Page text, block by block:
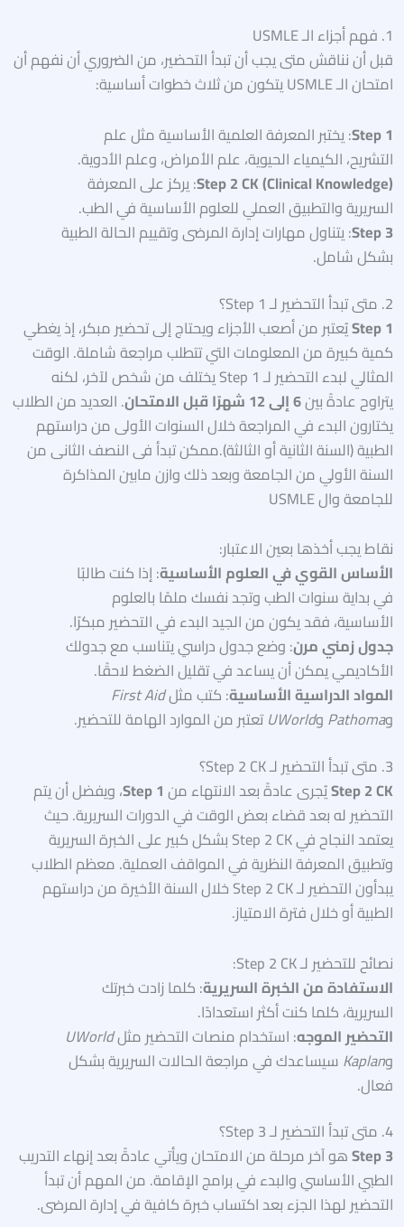
1. فهم أجزاء الـ USMLE
قبل أن نناقش متى يجب أن تبدأ التحضير، من الضروري أن نفهم أن
امتحان الـ USMLE يتكون من ثلاث خطوات أساسية:
Step 1: يختبر المعرفة العلمية الأساسية مثل علم
التشريح، الكيمياء الحيوية، علم الأمراض، وعلم الأدوية.
Step 2 CK (Clinical Knowledge): يركز على المعرفة
السريرية والتطبيق العملي للعلوم الأساسية في الطب.
Step 3: يتناول مهارات إدارة المرضى وتقييم الحالة الطبية
بشكل شامل.
2. متى تبدأ التحضير لـ Step 1؟
Step 1يُعتبر من أصعب الأجزاء ويحتاج إلى تحضير مبكر، إذ يغطي
كمية كبيرة من المعلومات التي تتطلب مراجعة شاملة. الوقت
المثالي لبدء التحضير لـ Step 1 يختلف من شخص لآخر، لكنه
يتراوح عادةً بين6 إلى 12 شهرًا قبل الامتحان
. العديد من الطلاب
يختارون البدء في المراجعة خلال السنوات الأولى من دراستهم
الطبية (السنة الثانية أو الثالثة).ممكن تبدأ فى النصف الثانى من
السنة الأولي من الجامعة وبعد ذلك وازن مابين المذاكرة
للجامعة وال USMLE
نقاط يجب أخذها بعين الاعتبار:
الأساس القوي في العلوم الأساسية: إذا كنت طالبًا
في بداية سنوات الطب وتجد نفسك ملمًا بالعلوم
الأساسية، فقد يكون من الجيد البدء في التحضير مبكرًا.
جدول زمني مرن: وضع جدول دراسي يتناسب مع جدولك
الأكاديمي يمكن أن يساعد في تقليل الضغط لاحقًا.
المواد الدراسية الأساسية: كتب مثلFirst Aid
وPathoma وUWorld تعتبر من الموارد الهامة للتحضير.
3. متى تبدأ التحضير لـ Step 2 CK؟
Step 2 CKيُجرى عادةً بعد الانتهاء من Step 1، ويفضل أن يتم
التحضير له بعد قضاء بعض الوقت في الدورات السريرية. حيث
يعتمد النجاح في Step 2 CK بشكل كبير على الخبرة السريرية
وتطبيق المعرفة النظرية في المواقف العملية. معظم الطلاب
يبدأون التحضير لـ Step 2 CK خلال السنة الأخيرة من دراستهم
الطبية أو خلال فترة الامتياز.
نصائح للتحضير لـ Step 2 CK:
الاستفادة من الخبرة السريرية: كلما زادت خبرتك
السريرية، كلما كنت أكثر استعدادًا.
التحضير الموجه: استخدام منصات التحضير مثلUWorld
وKaplan سيساعدك في مراجعة الحالات السريرية بشكل
فعال.
4. متى تبدأ التحضير لـ Step 3؟
Step 3هو آخر مرحلة من الامتحان ويأتي عادةً بعد إنهاء التدريب
الطبي الأساسي والبدء في برامج الإقامة. من المهم أن تبدأ
التحضير لهذا الجزء بعد اكتساب خبرة كافية في إدارة المرضى.